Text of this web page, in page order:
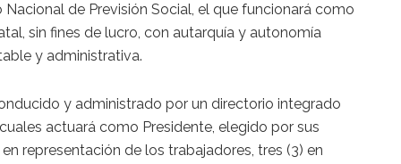
de Previsión Social, el que funcionará como
sin fines de lucro, con autarquía y autonomía
y administrativa.
y administrado por un directorio integrado
actuará como Presidente, elegido por sus
representación de los trabajadores, tres (3) en